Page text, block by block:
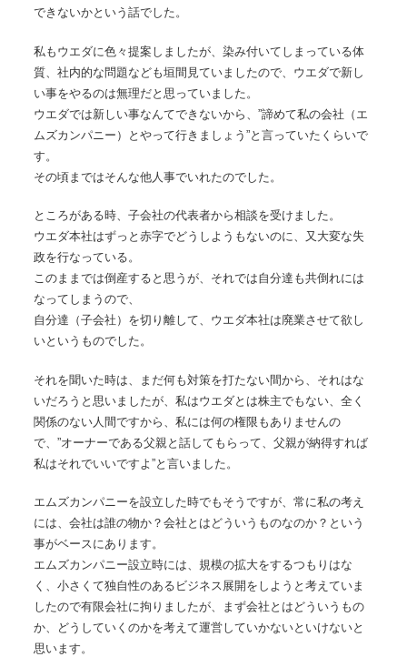
できないかという話でした。
私もウエダに色々提案しましたが、染み付いてしまっている体
質、社内的な問題なども垣間見ていましたので、ウエダで新し
い事をやるのは無理だと思っていました。
ウエダでは新しい事なんてできないから、”諦めて私の会社（エ
ムズカンパニー）とやって行きましょう”と言っていたくらいで
す。
その頃まではそんな他人事でいれたのでした。
ところがある時、子会社の代表者から相談を受けました。
ウエダ本社はずっと赤字でどうしようもないのに、又大変な失
政を行なっている。
このままでは倒産すると思うが、それでは自分達も共倒れには
なってしまうので、
自分達（子会社）を切り離して、ウエダ本社は廃業させて欲し
いというものでした。
それを聞いた時は、まだ何も対策を打たない間から、それはな
いだろうと思いましたが、私はウエダとは株主でもない、全く
関係のない人間ですから、私には何の権限もありませんの
で、”オーナーである父親と話してもらって、父親が納得すれば
私はそれでいいですよ”と言いました。
エムズカンパニーを設立した時でもそうですが、常に私の考え
には、会社は誰の物か？会社とはどういうものなのか？という
事がベースにあります。
エムズカンパニー設立時には、規模の拡大をするつもりはな
く、小さくて独自性のあるビジネス展開をしようと考えていま
したので有限会社に拘りましたが、まず会社とはどういうもの
か、どうしていくのかを考えて運営していかないといけないと
思います。